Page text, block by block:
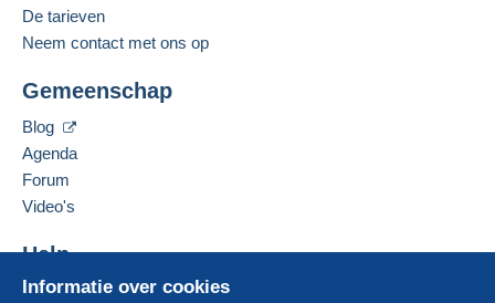
Informatie over cookies
De tarieven
Neem contact met ons op
Gemeenschap
Blog
Agenda
Forum
Video's
Help
Hulpcentrum